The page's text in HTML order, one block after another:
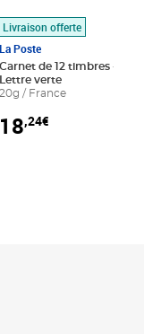
panier
Livraison offerte
La Poste
Carnet de 12 timbres - Le
Lettre verte
20g / France
18,24€